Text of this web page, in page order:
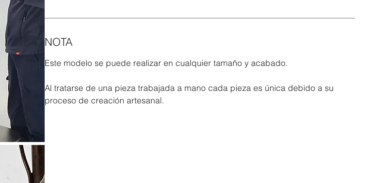
NOTA
Este modelo se puede realizar en cualquier tamaño y acabado.
Al tratarse de una pieza trabajada a mano cada pieza es única debido a su
proceso de creación artesanal.